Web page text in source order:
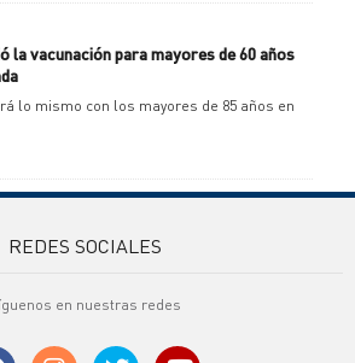
la vacunación para mayores de 60 años
lo mismo con los mayores de 85 años en
REDES SOCIALES
en nuestras redes